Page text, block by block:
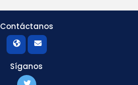
Contáctanos
Síganos